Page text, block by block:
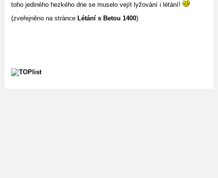
toho jediného hezkého dne se muselo vejít lyžování i létání!
(zveřejněno na stránce Létání s Betou 1400)